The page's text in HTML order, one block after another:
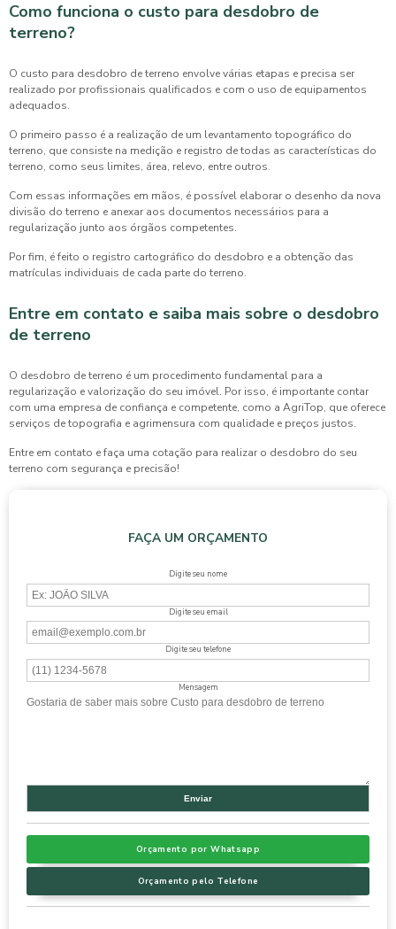
Como funciona o custo para desdobro de
terreno?
O custo para desdobro de terreno envolve várias etapas e precisa ser
realizado por profissionais qualificados e com o uso de equipamentos
adequados.
O primeiro passo é a realização de um levantamento topográfico do
terreno, que consiste na medição e registro de todas as características do
terreno, como seus limites, área, relevo, entre outros.
Com essas informações em mãos, é possível elaborar o desenho da nova
divisão do terreno e anexar aos documentos necessários para a
regularização junto aos órgãos competentes.
Por fim, é feito o registro cartográfico do desdobro e a obtenção das
matrículas individuais de cada parte do terreno.
Entre em contato e saiba mais sobre o desdobro
de terreno
O desdobro de terreno é um procedimento fundamental para a
regularização e valorização do seu imóvel. Por isso, é importante contar
com uma empresa de confiança e competente, como a AgriTop, que oferece
serviços de topografia e agrimensura com qualidade e preços justos.
Entre em contato e faça uma cotação para realizar o desdobro do seu
terreno com segurança e precisão!
FAÇA UM ORÇAMENTO
Digite seu nome
Digite seu email
Digite seu telefone
Mensagem
Orçamento por Whatsapp
Orçamento pelo Telefone